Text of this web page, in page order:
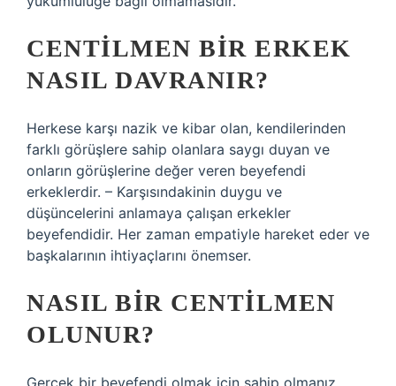
CENTILMEN BIR ERKEK
NASIL DAVRANIR?
Herkese karşı nazik ve kibar olan, kendilerinden
farklı görüşlere sahip olanlara saygı duyan ve
onların görüşlerine değer veren beyefendi
erkeklerdir. – Karşısındakinin duygu ve
düşüncelerini anlamaya çalışan erkekler
beyefendidir. Her zaman empatiyle hareket eder ve
başkalarının ihtiyaçlarını önemser.
NASIL BIR CENTILMEN
OLUNUR?
Gerçek bir beyefendi olmak için sahip olmanız